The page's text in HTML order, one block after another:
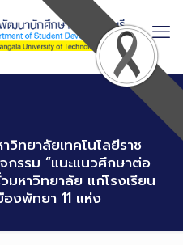
ทยาลัยเทคโนโลยีราช
รรม “แนะแนวศึกษาต่อ
มหาวิทยาลัย แก่โรงเรียน
องพัทยา 11 แห่ง